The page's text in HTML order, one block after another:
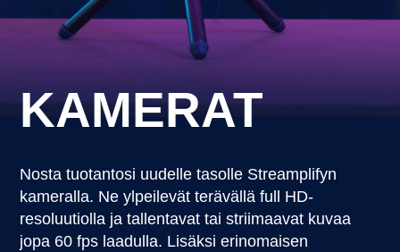
KAMERAT
Nosta tuotantosi uudelle tasolle Streamplifyn
kameralla. Ne ylpeilevät terävällä full HD-
resoluutiolla ja tallentavat tai striimaavat kuvaa
jopa 60 fps laadulla. Lisäksi erinomaisen